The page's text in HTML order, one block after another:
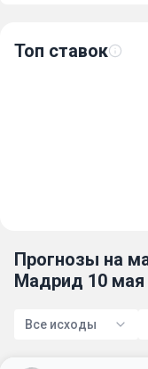
Топ ставок
Прогнозы на
Мадрид 10 мая
Все исходы